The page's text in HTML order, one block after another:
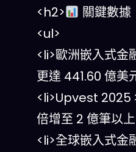
<h2>
關鍵數
<ul>
<li>歐洲嵌入式
更達 441.60 億美
<li>Upvest 2025
倍增至 2 億筆以
<li>全球嵌入式金